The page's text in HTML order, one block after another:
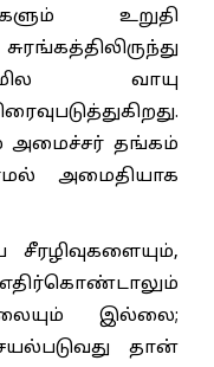
உறுதி
வாயு
அமைச்சர் தங்கம்
அமைதியாக
இல்லை;
தான்